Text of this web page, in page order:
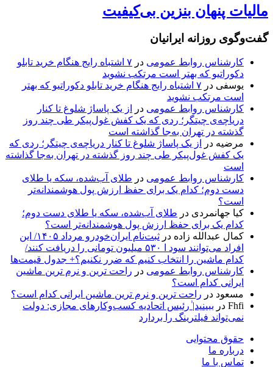
مالیات پنهان بنزین بی‌کیفیت
گفت‌وگوی روزانه ایرانیان
کارشناس روابط عمومی در
۷ اشتباه رایج هنگام خرید تابلو
دکوراتیو که بهتر است مرتکب نشوید
یوسفی در
۷ اشتباه رایج هنگام خرید تابلو دکوراتیو که بهتر
است مرتکب نشوید
کارشناس روابط عمومی در
از یک پاساژ شلوغ تا کنار
دریاچه‌ی چیتگر؛ ردی که یک کفش غول‌پیکر طی چند روز
گذشته در تهران به‌جا گذاشته است
مرضیه در
از یک پاساژ شلوغ تا کنار دریاچه‌ی چیتگر؛ ردی که
یک کفش غول‌پیکر طی چند روز گذشته در تهران به‌جا گذاشته
است
کارشناس روابط عمومی در طلای آب‌شده، سکه یا طلای
دست دوم؛ کدام یک برای حفظ ارزش پول هوشمندانه‌تر
است؟
کیا جهانمردی در طلای آب‌شده، سکه یا طلای دست دوم؛
کدام یک برای حفظ ارزش پول هوشمندانه‌تر است؟
کمال عبدالله زاده در
ثبت‌نام ایران‌خودرو مرداد ۱۴۰۵/ این
افراد می‌توانند سود ا ۵۳۰ میلیون تومانی را دریافت کنند/
کدام ماشین را انتخاب کنیم که ضرر نکنیم؟+ جدول قیمت‌ها
کارشناس روابط عمومی در راحت ترین و نرم ترین ماشین
ایرانی کدام است؟
مسعود در راحت ترین و نرم ترین ماشین ایرانی کدام است؟
Fhfi در ببینید| ٰرئیس اتحادیه کسب‌وکارهای مجازی: دولت
نمی‌تواند فیلترینگ را بردارد
حقوق محتوایی
درباره ما
تماس با ما